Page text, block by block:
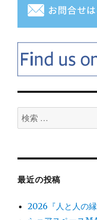
ー
シ
ョ
ン
検
索
象:
最近の投稿
2026『人と人の縁